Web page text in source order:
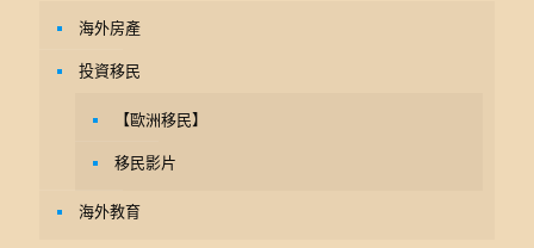
海外房產
投資移民
【歐洲移民】
移民影片
海外教育